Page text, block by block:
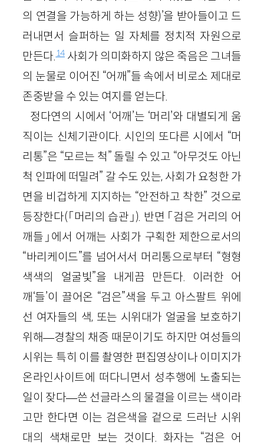
의 연결을 가능하게 하는 성향)’을 받아들이고 드
러내면서 슬퍼하는 일 자체를 정치적 자원으로
만든다.14사회가 의미화하지 않은 죽음은 그녀들
의 눈물로 이어진 “어깨”들 속에서 비로소 제대로
존중받을 수 있는 여지를 얻는다.
정다연의 시에서 ‘어깨’는 ‘머리’와 대별되게 움
직이는 신체기관이다. 시인의 또다른 시에서 “머
리통”은 “모르는 척” 돌릴 수 있고 “아무것도 아닌
척 인파에 떠밀려” 갈 수도 있는, 사회가 요청한 가
면을 비겁하게 지지하는 “안전하고 착한” 것으로
등장한다(「머리의 습관」). 반면 「검은 거리의 어
깨들」에서 어깨는 사회가 구획한 제한으로서의
“바리케이드”를 넘어서서 머리통으로부터 “형형
색색의 얼굴빛”을 내게끔 만든다. 이러한 어
깨‘들’이 끌어온 “검은”색을 두고 아스팔트 위에
선 여자들의 색, 또는 시위대가 얼굴을 보호하기
위해—경찰의 채증 때문이기도 하지만 여성들의
시위는 특히 이를 촬영한 편집영상이나 이미지가
온라인사이트에 떠다니면서 성추행에 노출되는
일이 잦다—쓴 선글라스의 물결을 이르는 색이라
고만 한다면 이는 검은색을 겉으로 드러난 시위
대의 색채로만 보는 것이다. 화자는 “검은 어